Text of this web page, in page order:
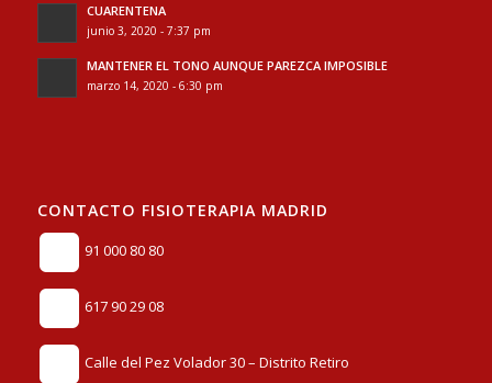
CUARENTENA
junio 3, 2020 - 7:37 pm
MANTENER EL TONO AUNQUE PAREZCA IMPOSIBLE
marzo 14, 2020 - 6:30 pm
CONTACTO FISIOTERAPIA MADRID
91 000 80 80
617 90 29 08
Calle del Pez Volador 30 – Distrito Retiro